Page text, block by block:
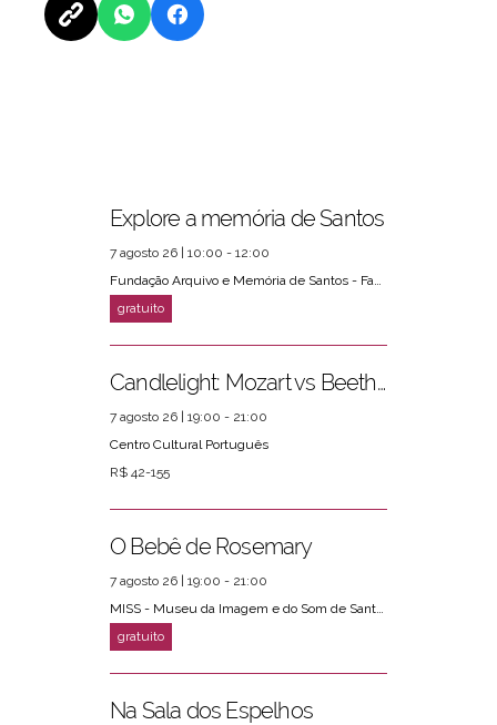
PRÓXIMOS EVENTOS
Explore a memória de Santos
7 agosto 26 | 10:00 - 12:00
Fundação Arquivo e Memória de Santos - Fams
Candlelight: Mozart vs Beethoven
7 agosto 26 | 19:00 - 21:00
Centro Cultural Português
R$ 42-155
O Bebê de Rosemary
7 agosto 26 | 19:00 - 21:00
MISS - Museu da Imagem e do Som de Santos
Na Sala dos Espelhos